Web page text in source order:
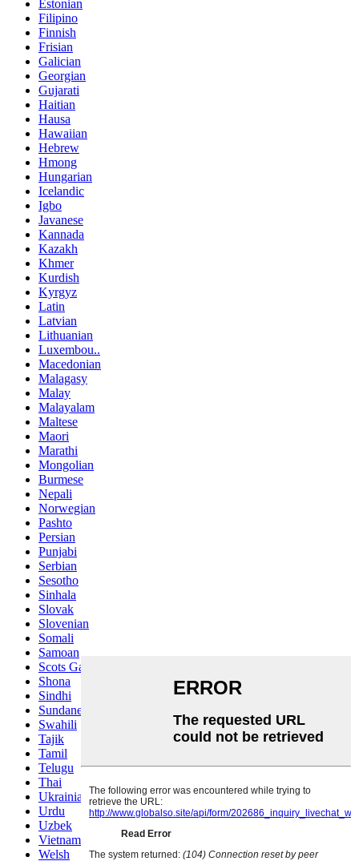
Estonian
Filipino
Finnish
Frisian
Galician
Georgian
Gujarati
Haitian
Hausa
Hawaiian
Hebrew
Hmong
Hungarian
Icelandic
Igbo
Javanese
Kannada
Kazakh
Khmer
Kurdish
Kyrgyz
Latin
Latvian
Lithuanian
Luxembou..
Macedonian
Malagasy
Malay
Malayalam
Maltese
Maori
Marathi
Mongolian
Burmese
Nepali
Norwegian
Pashto
Persian
Punjabi
Serbian
Sesotho
Sinhala
Slovak
Slovenian
Somali
Samoan
Scots Gaelic
Shona
Sindhi
Sundanese
Swahili
Tajik
Tamil
Telugu
Thai
Ukrainian
Urdu
Uzbek
Vietnamese
Welsh